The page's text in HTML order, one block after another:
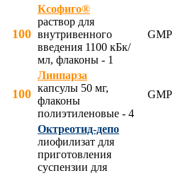
100
Ксофиго®
раствор для
внутривенного
введения 1100 кБк/
мл, флаконы - 1
GMP
100
Линпарза
капсулы 50 мг,
флаконы
полиэтиленовые - 4
GMP
Октреотид-депо
лиофилизат для
приготовления
суспензии для